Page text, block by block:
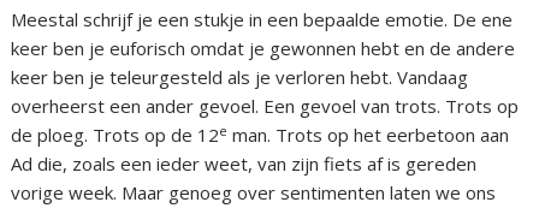
Meestal schrijf je een stukje in een bepaalde emotie. De ene
keer ben je euforisch omdat je gewonnen hebt en de andere
keer ben je teleurgesteld als je verloren hebt. Vandaag
overheerst een ander gevoel. Een gevoel van trots. Trots op
de ploeg. Trots op de 12e man. Trots op het eerbetoon aan
Ad die, zoals een ieder weet, van zijn fiets af is gereden
vorige week. Maar genoeg over sentimenten laten we ons